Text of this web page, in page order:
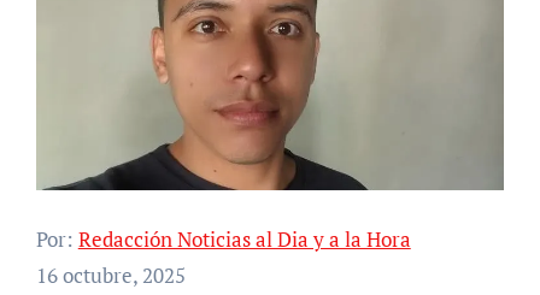
Por: Redacción Noticias al Dia y a la Hora
16 octubre, 2025